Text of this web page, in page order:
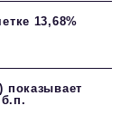
13,68%
показывает